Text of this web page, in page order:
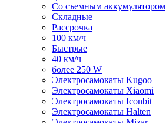
Со съемным аккумулятором
Складные
Рассрочка
100 км/ч
Быстрые
40 км/ч
более 250 W
Электросамокаты Kugoo
Электросамокаты Xiaomi
Электросамокаты Iconbit
Электросамокаты Halten